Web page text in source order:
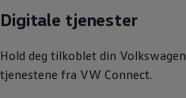
Digitale tjenester
Hold deg tilkoblet din Volkswagen
tjenestene fra VW Connect.